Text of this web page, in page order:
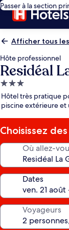
Passer à la section
Afficher tous
Hôte professionnel
Residéal
Hébergement
3.0 étoiles
Hôtel très pratique
piscine extérieure et
Choisissez
Où allez-
Dates
Voyageurs